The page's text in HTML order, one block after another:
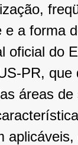
e a forma
oficial do
PR,
áreas